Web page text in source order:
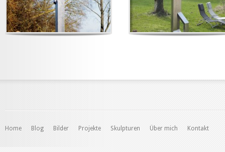
Home Blog Bilder Projekte Skulpturen Über mich Kontakt